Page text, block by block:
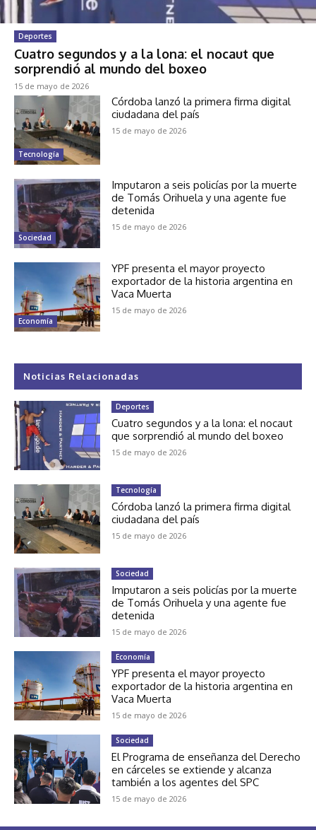
Deportes
Cuatro segundos y a la lona: el nocaut que
sorprendió al mundo del boxeo
15 de mayo de 2026
Tecnología
Córdoba lanzó la primera firma digital
ciudadana del país
15 de mayo de 2026
Sociedad
Imputaron a seis policías por la muerte
de Tomás Orihuela y una agente fue
detenida
15 de mayo de 2026
Economía
YPF presenta el mayor proyecto
exportador de la historia argentina en
Vaca Muerta
15 de mayo de 2026
Noticias Relacionadas
Deportes
Cuatro segundos y a la lona: el nocaut
que sorprendió al mundo del boxeo
15 de mayo de 2026
Tecnología
Córdoba lanzó la primera firma digital
ciudadana del país
15 de mayo de 2026
Sociedad
Imputaron a seis policías por la muerte
de Tomás Orihuela y una agente fue
detenida
15 de mayo de 2026
Economía
YPF presenta el mayor proyecto
exportador de la historia argentina en
Vaca Muerta
15 de mayo de 2026
Sociedad
El Programa de enseñanza del Derecho
en cárceles se extiende y alcanza
también a los agentes del SPC
15 de mayo de 2026